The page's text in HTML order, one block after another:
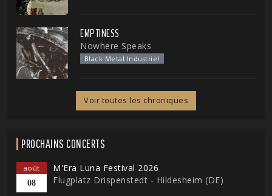
EMPTINESS
Nowhere Speaks
Black Metal Industriel
Voir toutes les chroniques
PROCHAINS CONCERTS
août
08
M'Era Luna Festival 2026
Flugplatz Drispenstedt - Hildesheim (DE)